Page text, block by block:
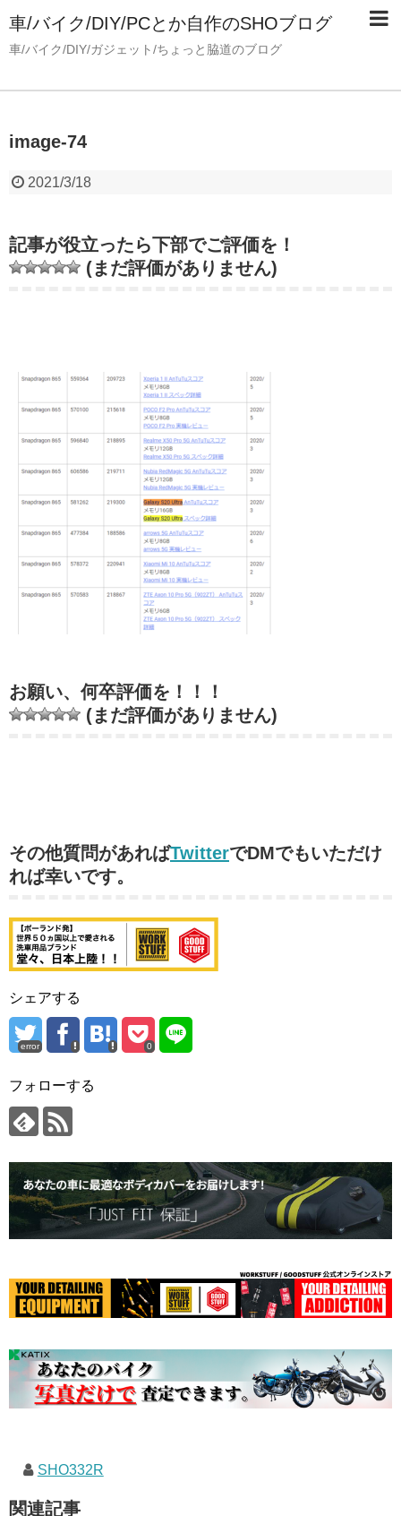
車/バイク/DIY/PCとか自作のSHOブログ
車/バイク/DIY/ガジェット/ちょっと脇道のブログ
image-74
2021/3/18
記事が役立ったら下部でご評価を！
(まだ評価がありません)
お願い、何卒評価を！！！
(まだ評価がありません)
その他質問があればTwitterでDMでもいただけ
れば幸いです。
シェアする
error 0
フォローする
SHO332R
関連記事